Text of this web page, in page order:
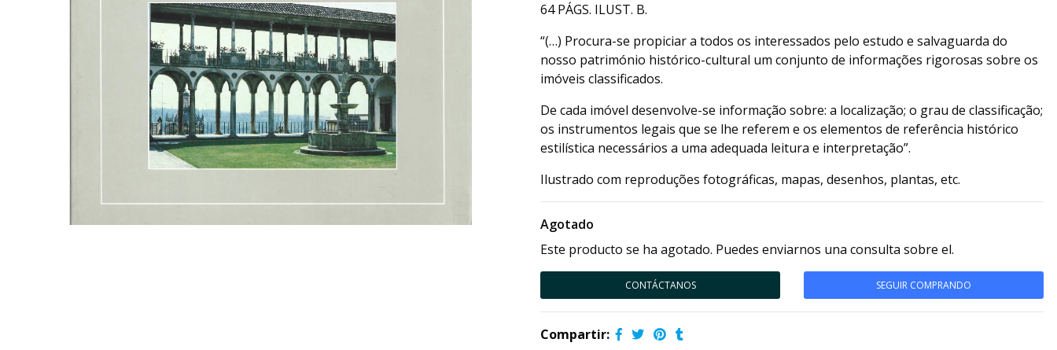
64 PÁGS. ILUST. B.
“(…) Procura-se propiciar a todos os interessados pelo estudo e salvaguarda do
nosso património histórico-cultural um conjunto de informações rigorosas sobre os
imóveis classificados.
De cada imóvel desenvolve-se informação sobre: a localização; o grau de classificação;
os instrumentos legais que se lhe referem e os elementos de referência histórico
estilística necessários a uma adequada leitura e interpretação”.
Ilustrado com reproduções fotográficas, mapas, desenhos, plantas, etc.
Agotado
Este producto se ha agotado. Puedes enviarnos una consulta sobre el.
CONTÁCTANOS SEGUIR COMPRANDO
Compartir: